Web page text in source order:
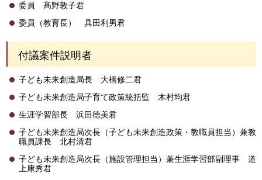
委員 髙野敦子君
委員（教育長） 具田利男君
付議案件説明者
子ども未来創造局長 大橋修二君
子ども未来創造局子育て政策統括監 木村均君
生涯学習部長 浜田徳美君
子ども未来創造局次長（子ども未来創造政策・教職員担当）兼教
職員課長 北村清君
子ども未来創造局次長（施設管理担当）兼生涯学習部副理事 道
上康秀君